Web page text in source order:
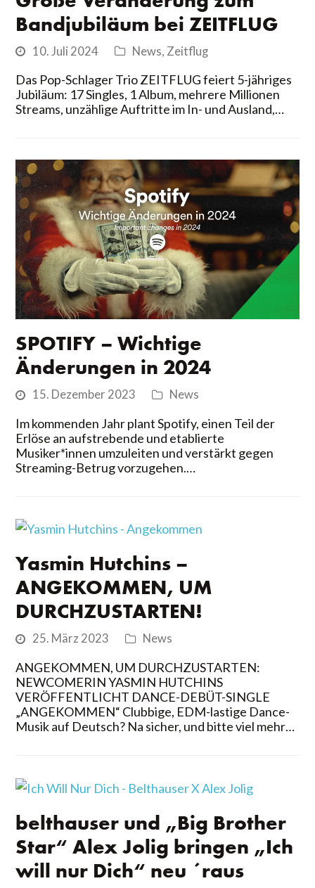
Bandjubiläum bei ZEITFLUG
10. Juli 2024 News, Zeitflug
Das Pop-Schlager Trio ZEITFLUG feiert 5-jähriges
Jubiläum: 17 Singles, 1 Album, mehrere Millionen
Streams, unzählige Auftritte im In- und Ausland,…
SPOTIFY – Wichtige
Änderungen in 2024
15. Dezember 2023 News
Im kommenden Jahr plant Spotify, einen Teil der
Erlöse an aufstrebende und etablierte
Musiker*innen umzuleiten und verstärkt gegen
Streaming-Betrug vorzugehen.…
Yasmin Hutchins –
ANGEKOMMEN, UM
DURCHZUSTARTEN!
25. März 2023 News
ANGEKOMMEN, UM DURCHZUSTARTEN:
NEWCOMERIN YASMIN HUTCHINS
VERÖFFENTLICHT DANCE-DEBÜT-SINGLE
„ANGEKOMMEN“ Clubbige, EDM-lastige Dance-
Musik auf Deutsch? Na sicher, und bitte viel mehr…
belthauser und „Big Brother
Star“ Alex Jolig bringen „Ich
will nur Dich“ neu ´raus